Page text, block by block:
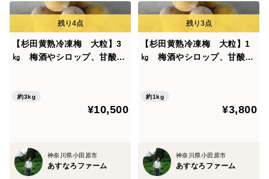
一般的に梅の消毒は、3から６回程度行っています。除
草剤をまく農家も多いと聞いています。私どもの農園
に、草刈りに来た若者いわく、昆虫がこんなにいる梅園
は珍しいと、草刈り機をかけた後を鳥が舞い降りてきて
消毒された梅は表面が比較的きれいです。薬剤の影響も
はひどい時と軽い時がある。味には関係しないので見た
目は承知ください。
【杉田黄熟冷凍梅 大粒】3
㎏ 梅酒やシロップ、甘酸っ
灰、米ぬか、草木灰で栽培、
２度の洗浄済み、すぐ使えま
約3kg
¥10,500
神奈川県小田原市
あすなろファーム
【杉田黄熟冷凍梅 大粒】1
㎏ 梅酒やシロップ、甘酸っ
灰、米ぬか、草木灰で栽培、
２度の洗浄済み、すぐ使えま
約1kg
¥3,800
神奈川県小田原市
あすなろファーム